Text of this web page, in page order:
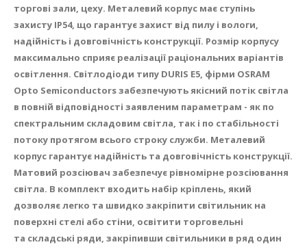
торгові зали, цеху. Металевий корпус має ступінь
захисту IP54, що гарантує захист від пилу і вологи,
надійність і довговічність конструкції. Розмір корпусу
максимально сприяє реалізації раціональних варіантів
освітлення. Світлодіоди типу DURIS E5, фірми OSRAM
Opto Semiconductors забезпечують якісний потік світла
в повній відповідності заявленим параметрам - як по
спектральним складовим світла, так і по стабільності
потоку протягом всього строку служби. Металевий
корпус гарантує надійність та довговічність конструкції.
Матовий розсіювач забезпечує рівномірне розсіювання
світла. В комплект входить набір кріплень, який
дозволяє легко та швидко закріпити світильник на
поверхні стелі або стіни, освітити торговельні
та складські ряди, закріпивши світильники в ряд один